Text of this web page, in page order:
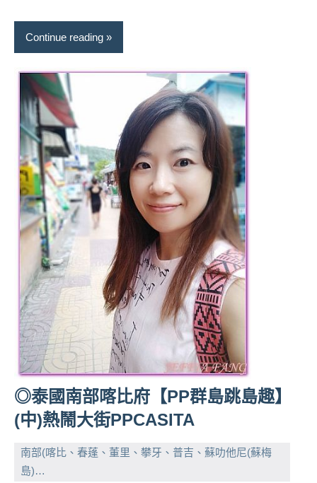
Continue reading
◎泰國南部喀比府【PP群島跳島趣】
(中)熱鬧大街PPCASITA
南部(喀比、春蓬、董里、攀牙、普吉、蘇叻他尼(蘇梅
島)…